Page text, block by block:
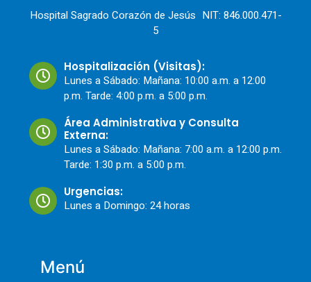
Hospital Sagrado Corazón de Jesús NIT: 846.000.471-
5
Hospitalización (Visitas):
Lunes a Sábado: Mañana: 10:00 a.m. a 12:00
p.m. Tarde: 4:00 p.m. a 5:00 p.m.
Área Administrativa y Consulta
Externa:
Lunes a Sábado: Mañana: 7:00 a.m. a 12:00 p.m.
Tarde: 1:30 p.m. a 5:00 p.m.
Urgencias:
Lunes a Domingo: 24 horas
Menú